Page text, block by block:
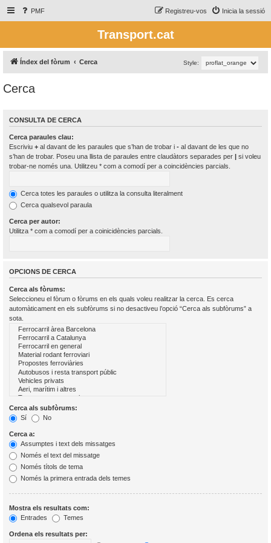
PMF Inicia la sessió
Registreu-vos
Transport.cat
Índex del fòrum Cerca Style:
Cerca
CONSULTA DE CERCA
Cerca paraules clau:
Escriviu + al davant de les paraules que s’han de trobar i - al davant de les que no
s’han de trobar. Poseu una llista de paraules entre claudàtors separades per | si voleu
trobar-ne només una. Utilitzeu * com a comodí per a coincidències parcials.
Cerca totes les paraules o utilitza la consulta literalment
Cerca qualsevol paraula
Cerca per autor:
Utilitza * com a comodí per a coinicidències parcials.
OPCIONS DE CERCA
Cerca als fòrums:
Seleccioneu el fòrum o fòrums en els quals voleu realitzar la cerca. Es cerca
automàticament en els subfòrums si no desactiveu l’opció “Cerca als subfòrums” a
sota.
Cerca als subfòrums:
Sí
No
Cerca a:
Assumptes i text dels missatges
Només el text del missatge
Només títols de tema
Només la primera entrada dels temes
Mostra els resultats com:
Entrades
Temes
Ordena els resultats per: